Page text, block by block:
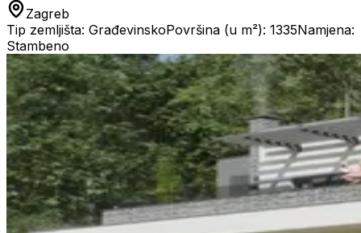
Zagreb
Tip zemljišta: GrađevinskoPovršina (u m²): 1335Namjena:
Stambeno